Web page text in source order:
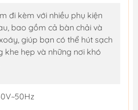
đi kèm với nhiều phụ kiện
bao gồm cả bàn chải và
giúp bạn có thể hút sạch
khe hẹp và những nơi khó